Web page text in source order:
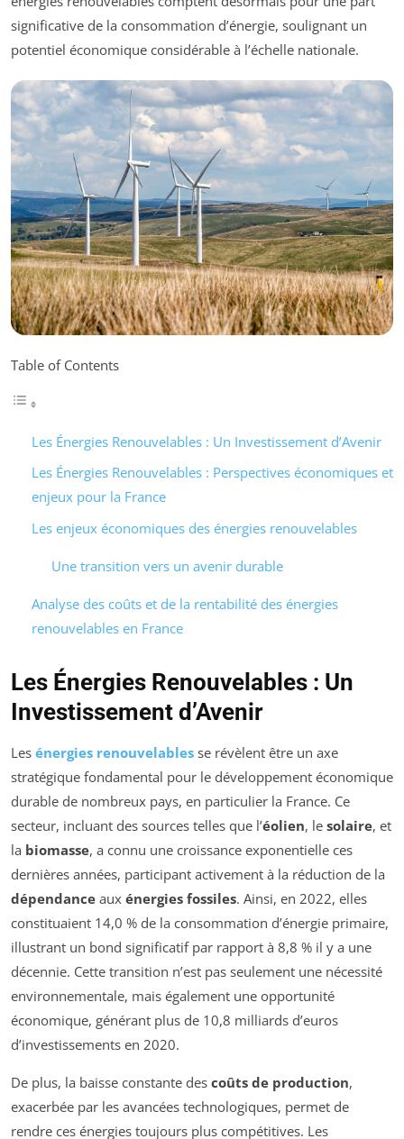
significative de la consommation d’énergie, soulignant un
potentiel économique considérable à l’échelle nationale.
Table of Contents
Les Énergies Renouvelables : Un Investissement d’Avenir
Les Énergies Renouvelables : Perspectives économiques et
enjeux pour la France
Les enjeux économiques des énergies renouvelables
Une transition vers un avenir durable
Analyse des coûts et de la rentabilité des énergies
renouvelables en France
Les Énergies Renouvelables : Un
Investissement d’Avenir
Les énergies renouvelables se révèlent être un axe
stratégique fondamental pour le développement économique
durable de nombreux pays, en particulier la France. Ce
secteur, incluant des sources telles que l’éolien, le solaire, et
la biomasse, a connu une croissance exponentielle ces
dernières années, participant activement à la réduction de la
dépendance aux énergies fossiles. Ainsi, en 2022, elles
constituaient 14,0 % de la consommation d’énergie primaire,
illustrant un bond significatif par rapport à 8,8 % il y a une
décennie. Cette transition n’est pas seulement une nécessité
environnementale, mais également une opportunité
économique, générant plus de 10,8 milliards d’euros
d’investissements en 2020.
De plus, la baisse constante des coûts de production,
exacerbée par les avancées technologiques, permet de
rendre ces énergies toujours plus compétitives. Les